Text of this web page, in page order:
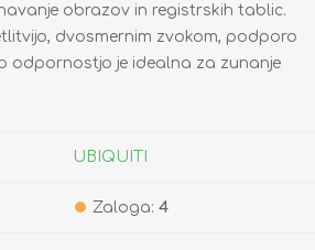
obrazov in registrskih tablic.
dvosmernim zvokom, podporo
odpornostjo je idealna za zunanje
UBIQUITI
Zaloga: 4